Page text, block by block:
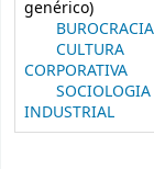
genérico)
BUROCRACIA
CULTURA
CORPORATIVA
SOCIOLOGIA
INDUSTRIAL